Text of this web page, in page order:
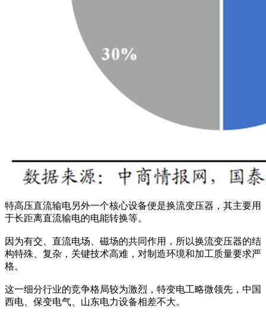
特高压直流输电另外一个核心设备便是换流变压器，其主要用
于长距离直流输电的电能转换等。
因为有交、直流电场、磁场的共同作用，所以换流变压器的结
构特殊、复杂，关键技术高难，对制造环境和加工质量要求严
格。
这一细分行业的竞争格局较为激烈，特变电工略微领先，中国
西电、保变电气、山东电力设备相差不大。